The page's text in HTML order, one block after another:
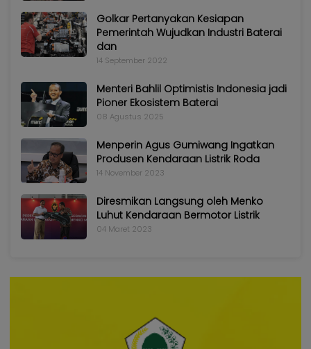
Golkar Pertanyakan Kesiapan
Pemerintah Wujudkan Industri Baterai
dan
14 September 2022
Menteri Bahlil Optimistis Indonesia jadi
Pioner Ekosistem Baterai
08 Agustus 2025
Menperin Agus Gumiwang Ingatkan
Produsen Kendaraan Listrik Roda
14 November 2023
Diresmikan Langsung oleh Menko
Luhut Kendaraan Bermotor Listrik
04 Maret 2023